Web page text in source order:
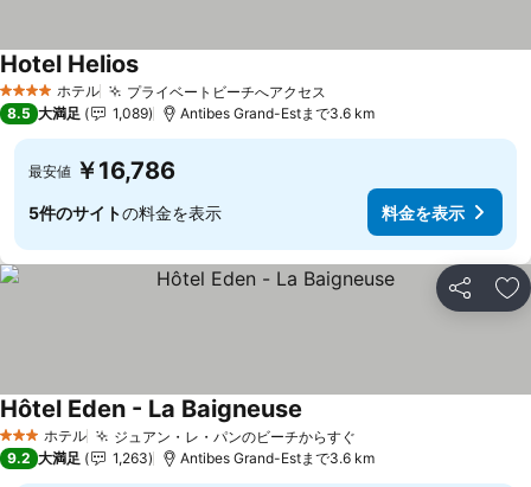
4 ホテルのランク
ホテル プライベートビーチへアクセス
Hotel Helios
8.5 大満足 1,089 Antibes Grand-Estまで3.6 km
最安値 ￥16,786
5件のサイトの料金を表示 料金を表示
シェア お
3 ホテルのランク
ホテル ジュアン・レ・パンのビーチからすぐ
Hôtel Eden - La Baigneuse
9.2 大満足 1,263 Antibes Grand-Estまで3.6 km